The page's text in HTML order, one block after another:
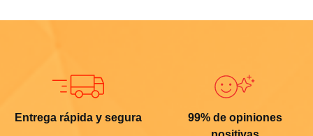
Entrega rápida y segura
99% de opiniones